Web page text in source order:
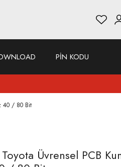
PİN KODU
40 / 80 Bit
Üvrensel PCB